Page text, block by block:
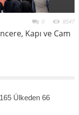
0 8547
Kapı ve Cam
Ülkeden 66